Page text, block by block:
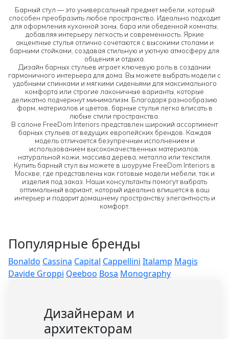
Барный стул — это универсальный предмет мебели, который
способен преобразить любое пространство. Идеально подходит
для оформления кухонной зоны, бара или обеденной комнаты,
добавляя интерьеру легкость и современность. Яркие
акцентные стулья отлично сочетаются с высокими столами и
барными стойками, создавая стильную и уютную атмосферу для
общения и отдыха.
Дизайн барных стульев играет ключевую роль в создании
гармоничного интерьера для дома. Вы можете выбрать модели с
удобными спинками и мягкими сиденьями для максимального
комфорта или строгие лаконичные варианты, которые
деликатно подчеркнут минимализм. Благодаря разнообразию
форм, материалов и цветов, барные стулья легко вписать в
любые стили пространства.
В салоне FreeDom Interiors представлен широкий ассортимент
барных стульев от ведущих европейских брендов. Каждая
модель отличается безупречным исполнением и
использованием высококачественных материалов:
натуральной кожи, массива дерева, металла или текстиля.
Купить барный стул вы можете в шоуруме FreeDom Interiors в
Москве, где представлены как готовые модели мебели, так и
изделия под заказ. Наши консультанты помогут выбрать
оптимальный вариант, который идеально впишется в ваш
интерьер и подарит домашнему пространству элегантность и
комфорт.
Популярные бренды
Bonaldo Cassina Capital Cappellini Italamp Magis
Davide Groppi Qeeboo Bosa Monography
Дизайнерам и
архитекторам